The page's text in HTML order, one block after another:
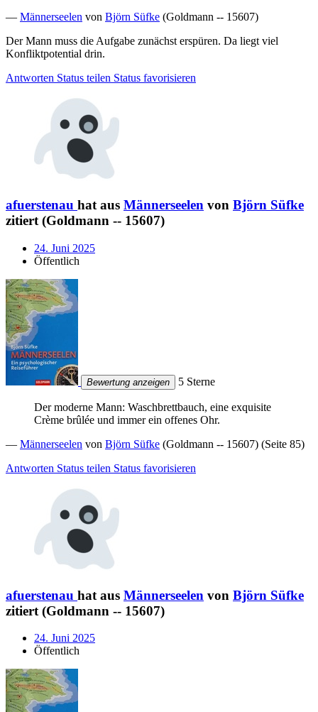
— Männerseelen von Björn Süfke (Goldmann -- 15607)
Der Mann muss die Aufgabe zunächst erspüren. Da liegt viel
Konfliktpotential drin.
Antworten Status teilen Status favorisieren
afuerstenau hat aus Männerseelen von Björn Süfke
zitiert (Goldmann -- 15607)
24. Juni 2025
Öffentlich
Bewertung anzeigen 5 Sterne
Der moderne Mann: Waschbrettbauch, eine exquisite
Crème brûlée und immer ein offenes Ohr.
— Männerseelen von Björn Süfke (Goldmann -- 15607) (Seite 85)
Antworten Status teilen Status favorisieren
afuerstenau hat aus Männerseelen von Björn Süfke
zitiert (Goldmann -- 15607)
24. Juni 2025
Öffentlich